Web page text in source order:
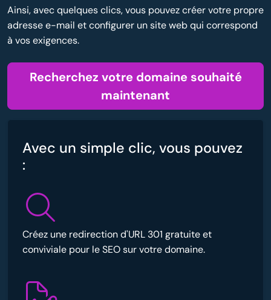
Ainsi, avec quelques clics, vous pouvez créer votre propre
adresse e-mail et configurer un site web qui correspond
à vos exigences.
Recherchez votre domaine souhaité
maintenant
Avec un simple clic, vous pouvez
:
Créez une redirection d'URL 301 gratuite et
conviviale pour le SEO sur votre domaine.